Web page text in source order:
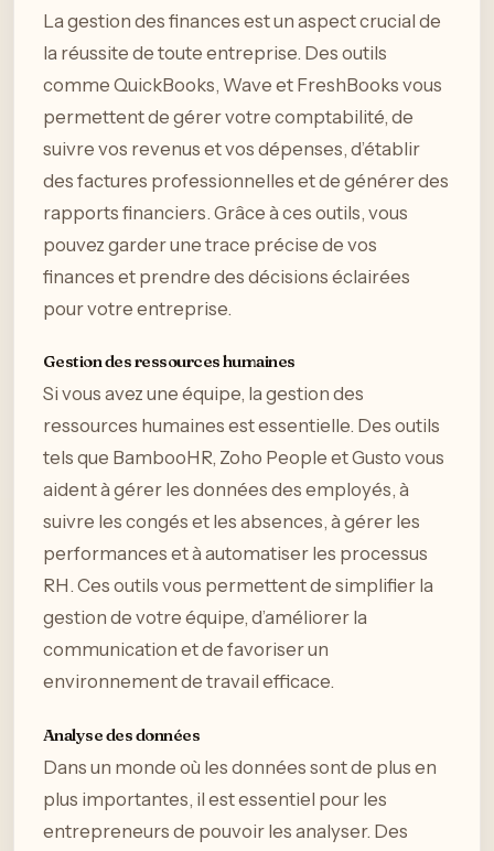
La gestion des finances est un aspect crucial de
la réussite de toute entreprise. Des outils
comme QuickBooks, Wave et FreshBooks vous
permettent de gérer votre comptabilité, de
suivre vos revenus et vos dépenses, d’établir
des factures professionnelles et de générer des
rapports financiers. Grâce à ces outils, vous
pouvez garder une trace précise de vos
finances et prendre des décisions éclairées
pour votre entreprise.
Gestion des ressources humaines
Si vous avez une équipe, la gestion des
ressources humaines est essentielle. Des outils
tels que BambooHR, Zoho People et Gusto vous
aident à gérer les données des employés, à
suivre les congés et les absences, à gérer les
performances et à automatiser les processus
RH. Ces outils vous permettent de simplifier la
gestion de votre équipe, d’améliorer la
communication et de favoriser un
environnement de travail efficace.
Analyse des données
Dans un monde où les données sont de plus en
plus importantes, il est essentiel pour les
entrepreneurs de pouvoir les analyser. Des